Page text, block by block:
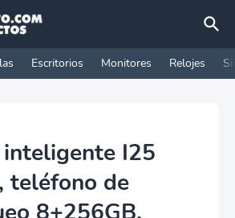
Escritorios Monitores Relojes
I25
teléfono de